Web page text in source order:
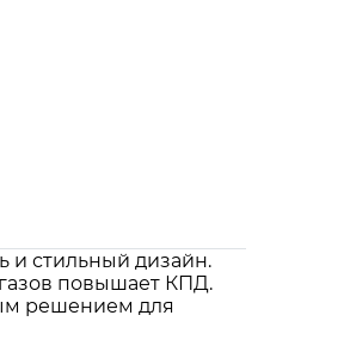
и стильный дизайн.
повышает КПД.
решением для